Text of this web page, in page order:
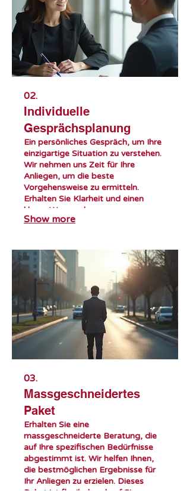
02.
Individuelle
Gesprächsplanung
Ein persönliches Gespräch, um Ihre
einzigartige Situation zu verstehen.
Wir nehmen uns Zeit für Ihre
Anliegen, um die beste
Vorgehensweise zu ermitteln.
Erhalten Sie Klarheit und einen
klaren Weg nach vorn.
Show more
03.
Massgeschneidertes
Paket
Erhalten Sie eine
massgeschneiderte Beratung, die
auf Ihre spezifischen Bedürfnisse
abgestimmt ist. Wir helfen Ihnen,
die bestmöglichen Ergebnisse für
Ihr Anliegen zu erzielen. Dieses